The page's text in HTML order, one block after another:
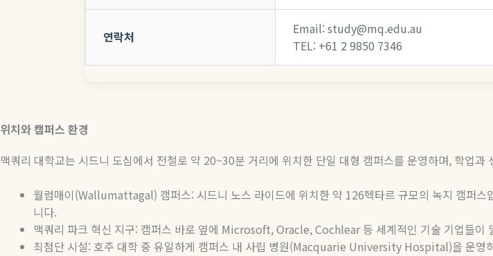
연락처
Email: study@mq.edu.au
TEL: +61 2 9850 7346
위치와캠퍼스 환경
맥쿼리 대학교는 시드니 도심에서 전철로 약 20~30분 거리에 위치한 단일 대형 캠퍼스를 운영하며, 학업과
월럼매이(Wallumattagal) 캠퍼스: 시드니 노스 라이드에 위치한 약 126헥타르 규모의 녹지 캠퍼스
니다.
맥쿼리 파크 혁신 지구: 캠퍼스 바로 옆에 Microsoft, Oracle, Cochlear등 세계적인 기술 기업들이
최첨단 시설: 호주 대학 중 유일하게 캠퍼스 내 사립 병원(Macquarie University Hospital)을 운영